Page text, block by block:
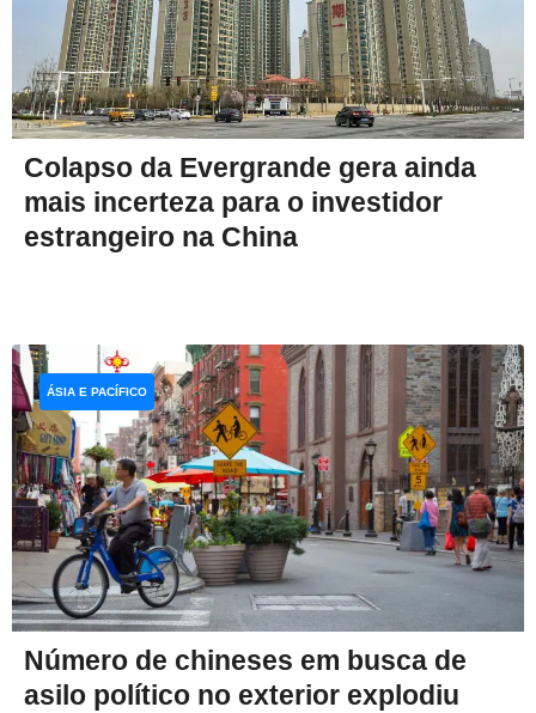
Colapso da Evergrande gera ainda
mais incerteza para o investidor
estrangeiro na China
Número de chineses em busca de
asilo político no exterior explodiu
ÁSIA E PACÍFICO